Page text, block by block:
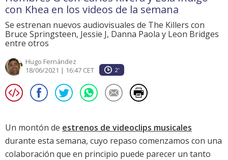
con Khea en los videos de la semana
Se estrenan nuevos audiovisuales de The Killers con
Bruce Springsteen, Jessie J, Danna Paola y Leon Bridges
entre otros
Hugo Fernández
18/06/2021 | 16:47 CET
2'
Un montón de estrenos de videoclips musicales
durante esta semana, cuyo repaso comenzamos con una
colaboración que en principio puede parecer un tanto